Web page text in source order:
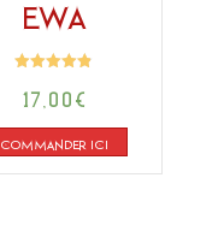
Ewa
4.83
sur 5
17,00 €
COMMANDER ICI